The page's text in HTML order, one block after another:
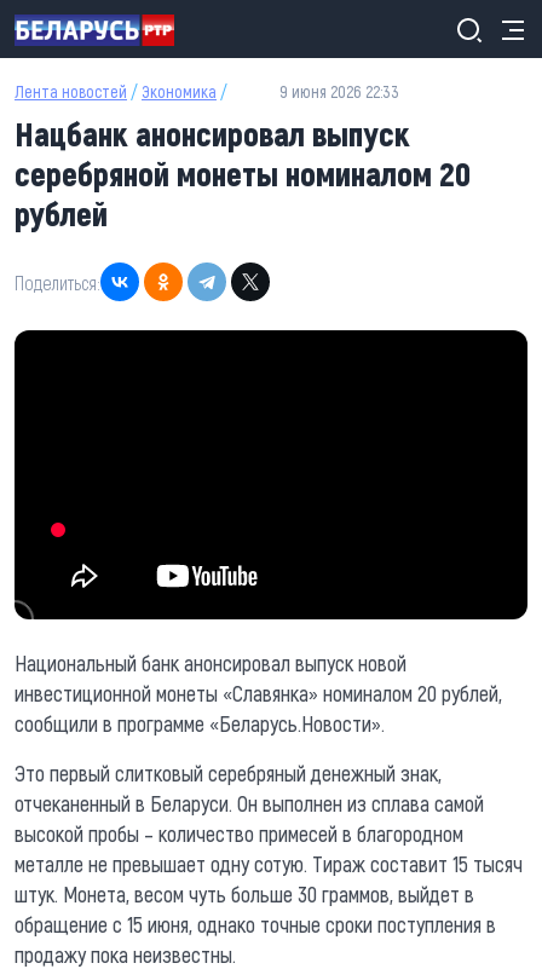
Перейти к основному содержанию
Лента новостей / Экономика / 9 июня 2026 22:33
Нацбанк анонсировал выпуск
серебряной монеты номиналом 20
рублей
Поделиться:
Национальный банк анонсировал выпуск новой
инвестиционной монеты «Славянка» номиналом 20 рублей,
сообщили в программе «Беларусь.Новости».
Это первый слитковый серебряный денежный знак,
отчеканенный в Беларуси. Он выполнен из сплава самой
высокой пробы – количество примесей в благородном
металле не превышает одну сотую. Тираж составит 15 тысяч
штук. Монета, весом чуть больше 30 граммов, выйдет в
обращение с 15 июня, однако точные сроки поступления в
продажу пока неизвестны.